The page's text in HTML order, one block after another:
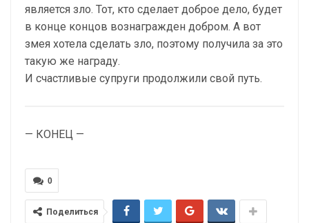
является зло. Тот, кто сделает доброе дело, будет
в конце концов вознагражден добром. А вот
змея хотела сделать зло, поэтому получила за это
такую же награду.
И счастливые супруги продолжили свой путь.
— КОНЕЦ —
0
Поделиться